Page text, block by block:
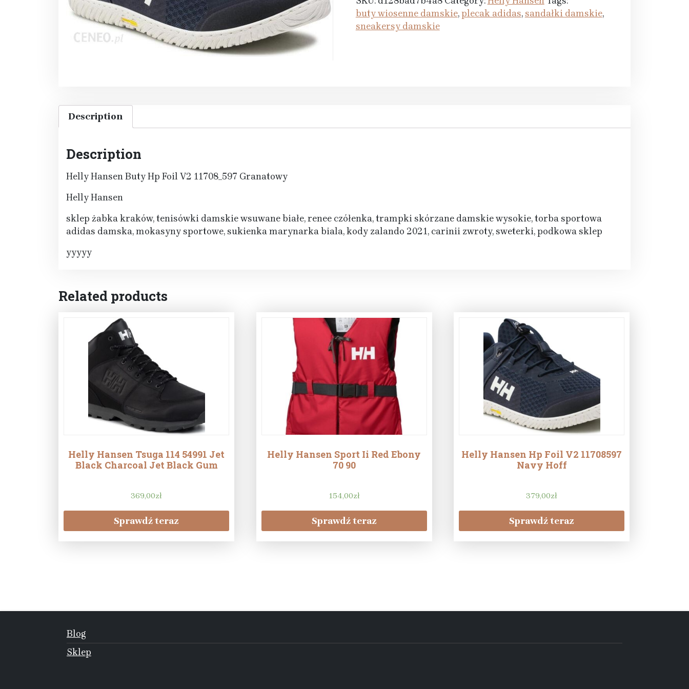
buty wiosenne damskie,plecak adidas,sandałki damskie,
sneakersy damskie
Description
Description
Helly Hansen Buty Hp Foil V2 11708_597 Granatowy
Helly Hansen
sklep żabka kraków, tenisówki damskie wsuwane białe, renee czółenka, trampki skórzane damskie wysokie, torba sportowa
adidas damska, mokasyny sportowe, sukienka marynarka biala, kody zalando 2021, carinii zwroty, sweterki, podkowa sklep
yyyyy
Related products
Helly Hansen Tsuga 114 54991 Jet
Black Charcoal Jet Black Gum
369,00zł
Sprawdź teraz
Helly Hansen Sport Ii Red Ebony
70 90
154,00zł
Sprawdź teraz
Helly Hansen Hp Foil V2 11708597
Navy Hoff
379,00zł
Sprawdź teraz
Blog
Sklep